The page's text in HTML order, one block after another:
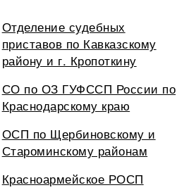
Отделение судебных
приставов по Кавказскому
району и г. Кропоткину
СО по ОЗ ГУФССП России по
Краснодарскому краю
ОСП по Щербиновскому и
Староминскому районам
Красноармейское РОСП